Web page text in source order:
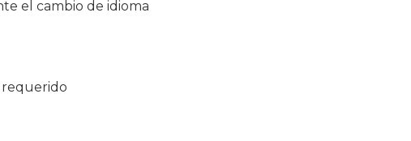
el cambio de idioma
requerido